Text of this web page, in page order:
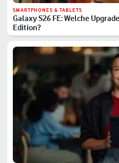
SMARTPHONES & TABLETS
Galaxy S26 FE: Welche
Edition?